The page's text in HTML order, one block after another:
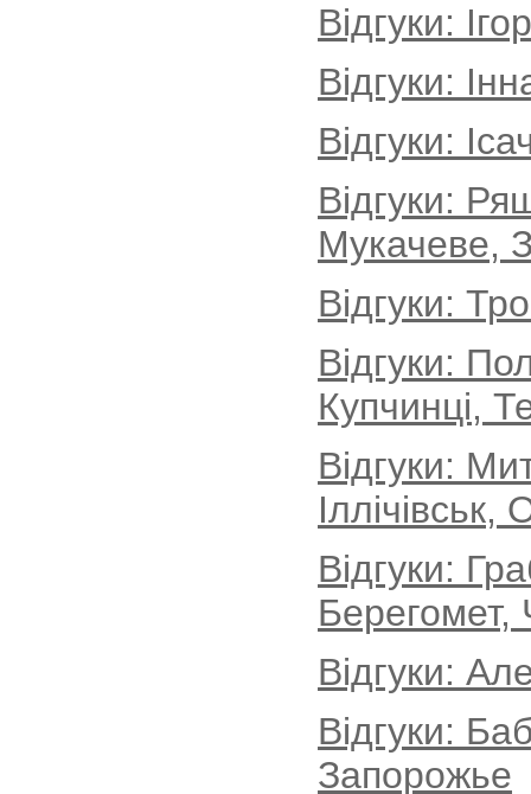
Відгуки:
Відгуки:
Відгуки:
Відгуки:
Мукачеве,
Відгуки:
Відгуки:
Купчинці,
Відгуки:
Відгуки:
Берегомет,
Відгуки:
Відгуки:
Запорожье